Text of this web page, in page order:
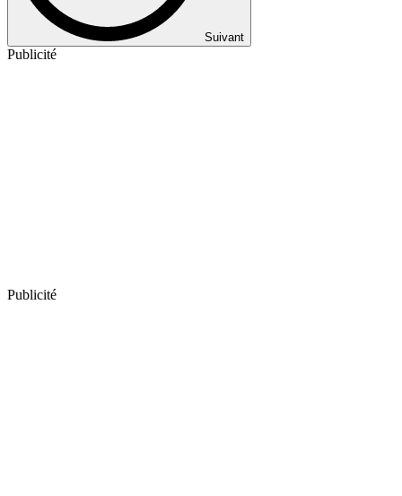
Suivant
Publicité
Publicité